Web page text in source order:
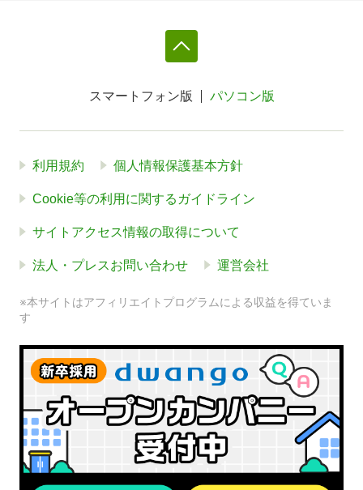
スマートフォン版 パソコン版
利用規約 個人情報保護基本方針
Cookie等の利用に関するガイドライン
サイトアクセス情報の取得について
法人・プレスお問い合わせ 運営会社
※本サイトはアフィリエイトプログラムによる収益を得ていま
す